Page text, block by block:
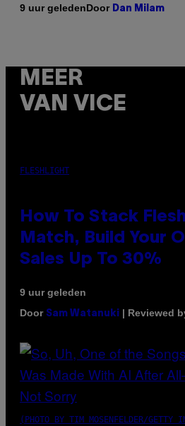
9 uur geledenDoor Dan Milam
MEER
VAN VICE
FLESHLIGHT
How To Stack
Match, Build Your
Sales Up To 30%
9 uur geleden
Door Sam Watanuki | Reviewed
(PHOTO BY TIM MOSENFELDER/GETTY